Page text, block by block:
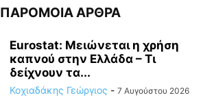
ΠΑΡΟΜΟΙΑ ΑΡΘΡΑ
Eurostat: Μειώνεται η χρήση
καπνού στην Ελλάδα – Τι
δείχνουν τα...
Κοχιαδάκης Γεώργιος - 7 Αυγούστου 2026